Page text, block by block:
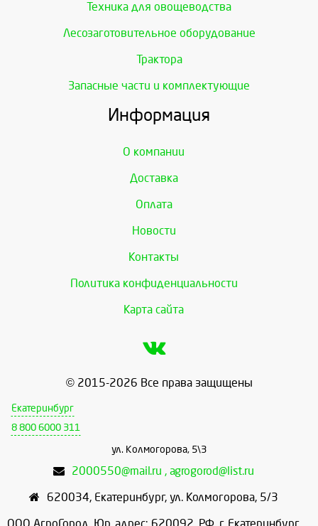
Техника для овощеводства
Лесозаготовительное оборудование
Трактора
Запасные части и комплектующие
Информация
О компании
Доставка
Оплата
Новости
Контакты
Политика конфиденциальности
Карта сайта
© 2015-2026 Все права защищены
Екатеринбург
8 800 6000 311
ул. Колмогорова, 5\3
2000550@mail.ru , agrogorod@list.ru
620034, Екатеринбург, ул. Колмогорова, 5/3